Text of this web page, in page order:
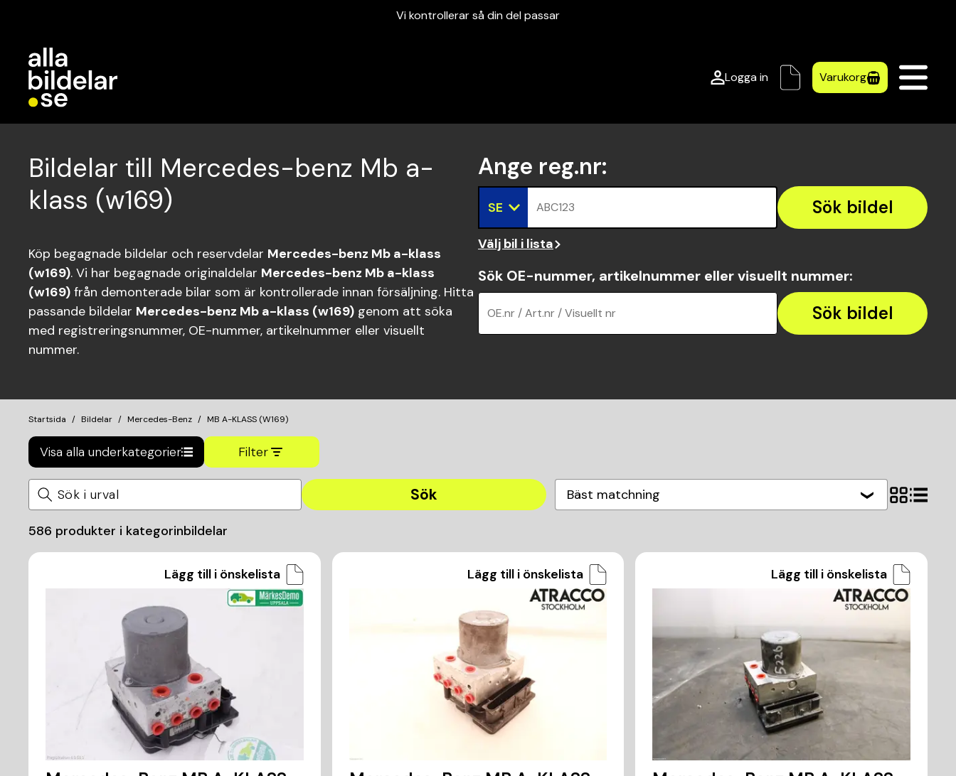
Vi kontrollerar så din del passar
Logga in Varukorg
Bildelar till Mercedes-benz Mb a-
klass (w169)
Köp begagnade bildelar och reservdelar Mercedes-benz Mb a-klass
(w169). Vi har begagnade originaldelar Mercedes-benz Mb a-klass
(w169) från demonterade bilar som är kontrollerade innan försäljning. Hitta
passande bildelar Mercedes-benz Mb a-klass (w169) genom att söka
med registreringsnummer, OE-nummer, artikelnummer eller visuellt
nummer.
Ange reg.nr:
SE ABC123 Sök bildel
Välj bil i lista
Sök OE-nummer, artikelnummer eller visuellt nummer:
OE.nr / Art.nr / Visuellt nr Sök bildel
Startsida Bildelar Mercedes-Benz MB A-KLASS (W169)
Visa alla underkategorier Filter
Sök Bäst matchning
586 produkter i kategorinbildelar
Lägg till i önskelista Lägg till i önskelista Lägg till i önskelista